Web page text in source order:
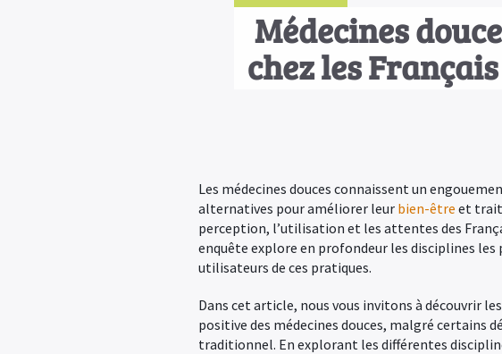
Médecines
chez les Français
Les médecines douces connaissent un
alternatives pour améliorer leur bien-être et
perception, l’utilisation et les attentes des
enquête explore en profondeur les disciplines
utilisateurs de ces pratiques.
Dans cet article, nous vous invitons à découvrir
positive des médecines douces, malgré certains
traditionnel. En explorant les différentes